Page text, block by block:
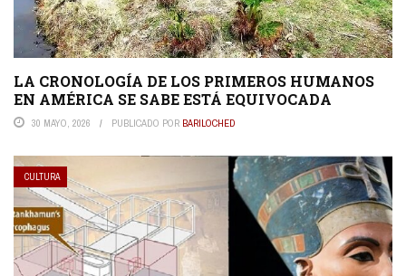
LA CRONOLOGÍA DE LOS PRIMEROS HUMANOS
EN AMÉRICA SE SABE ESTÁ EQUIVOCADA
30 MAYO, 2026 PUBLICADO POR BARILOCHED
CULTURA